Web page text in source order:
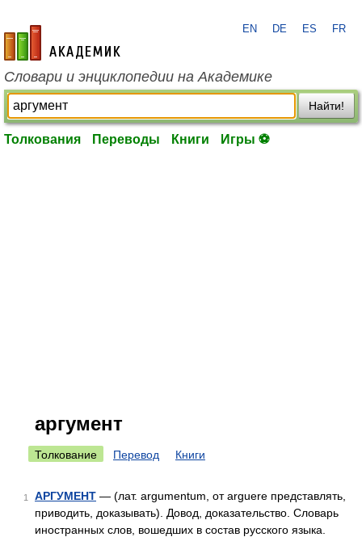
academic.ru
EN DE ES FR
Словари и энциклопедии на Академике
Найти!
Толкования Переводы Книги Игры ⚽
аргумент
Толкование Перевод Книги
1 АРГУМЕНТ — (лат. argumentum, от arguere представлять,
приводить, доказывать). Довод, доказательство. Словарь
иностранных слов, вошедших в состав русского языка.